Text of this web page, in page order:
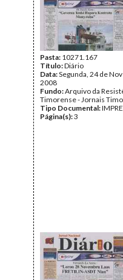
Pasta: 10271.167
Título:Diário
Data:Segunda, 24 de
2008
Fundo:Arquivo da
Timorense - Jornais
Tipo Documental:
Página(s):3